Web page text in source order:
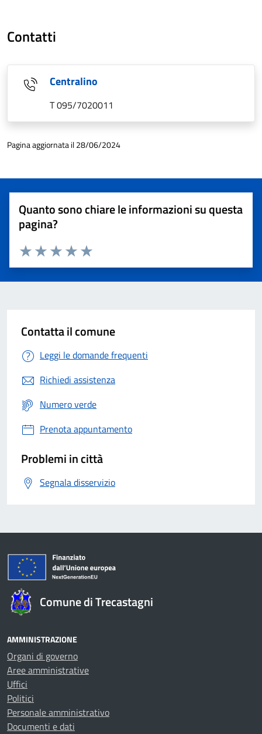
Contatti
Centralino
T 095/7020011
Pagina aggiornata il 28/06/2024
Quanto sono chiare le informazioni su questa
pagina?
Valuta 5 stelle su 5
Valuta 4 stelle su 5
Valuta 3 stelle su 5
Valuta 2 stelle su 5
Valuta 1 stelle su 5
Contatta il comune
Leggi le domande frequenti
Richiedi assistenza
Numero verde
Prenota appuntamento
Problemi in città
Segnala disservizio
Comune di Trecastagni
AMMINISTRAZIONE
Organi di governo
Aree amministrative
Uffici
Politici
Personale amministrativo
Documenti e dati